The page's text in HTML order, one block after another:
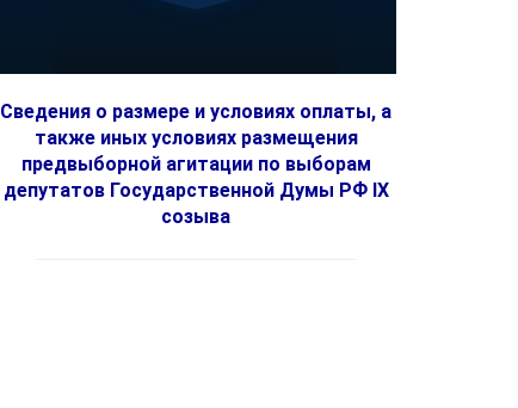
Сведения о размере и условиях оплаты, а
также иных условиях размещения
предвыборной агитации по выборам
депутатов Государственной Думы РФ IX
созыва